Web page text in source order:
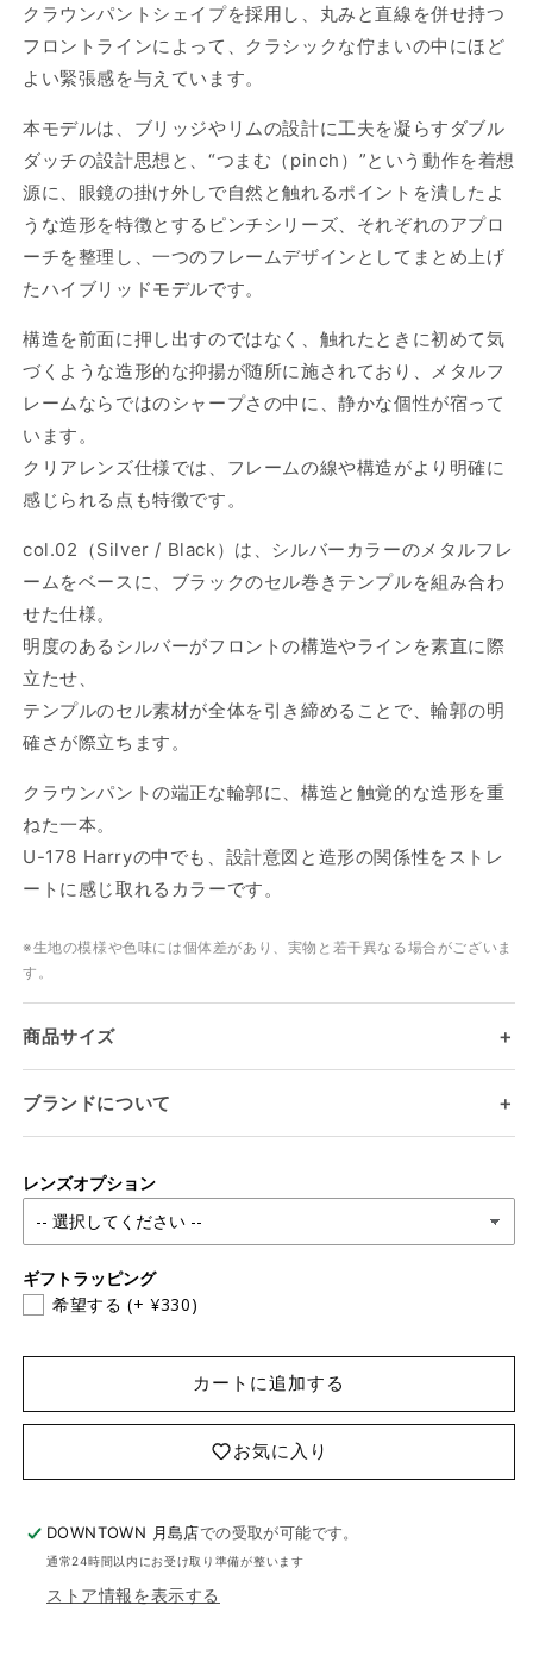
クラウンパントシェイプを採用し、丸みと直線を併せ持つ
フロントラインによって、クラシックな佇まいの中にほど
よい緊張感を与えています。
本モデルは、ブリッジやリムの設計に工夫を凝らすダブル
ダッチの設計思想と、“つまむ（pinch）”という動作を着想
源に、眼鏡の掛け外しで自然と触れるポイントを潰したよ
うな造形を特徴とするピンチシリーズ、それぞれのアプロ
ーチを整理し、一つのフレームデザインとしてまとめ上げ
たハイブリッドモデルです。
構造を前面に押し出すのではなく、触れたときに初めて気
づくような造形的な抑揚が随所に施されており、メタルフ
レームならではのシャープさの中に、静かな個性が宿って
います。
クリアレンズ仕様では、フレームの線や構造がより明確に
感じられる点も特徴です。
col.02（Silver / Black）は、シルバーカラーのメタルフレ
ームをベースに、ブラックのセル巻きテンプルを組み合わ
せた仕様。
明度のあるシルバーがフロントの構造やラインを素直に際
立たせ、
テンプルのセル素材が全体を引き締めることで、輪郭の明
確さが際立ちます。
クラウンパントの端正な輪郭に、構造と触覚的な造形を重
ねた一本。
U-178 Harryの中でも、設計意図と造形の関係性をストレ
ートに感じ取れるカラーです。
※生地の模様や色味には個体差があり、実物と若干異なる場合がございま
す。
商品サイズ ＋
ブランドについて ＋
レンズオプション
ギフトラッピング
希望する (+ ¥330)
カートに追加する
お気に入り
DOWNTOWN 月島店での受取が可能です。
通常24時間以内にお受け取り準備が整います
ストア情報を表示する
ログインが必要です
アカウントにログインして、お気に入りリストに
示したりできます。